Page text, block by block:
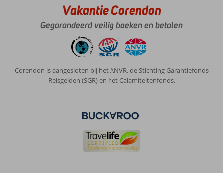
Vakantie Corendon
Gegarandeerd veilig boeken en betalen
Corendon is aangesloten bij het ANVR, de Stichting Garantiefonds
Reisgelden (SGR) en het Calamiteitenfonds.